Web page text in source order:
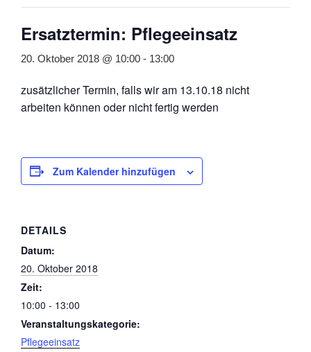
Ersatztermin: Pflegeeinsatz
20. Oktober 2018 @ 10:00 - 13:00
zusätzlicher Termin, falls wir am 13.10.18 nicht
arbeiten können oder nicht fertig werden
Zum Kalender hinzufügen
DETAILS
Datum:
20. Oktober 2018
Zeit:
10:00 - 13:00
Veranstaltungskategorie:
Pflegeeinsatz